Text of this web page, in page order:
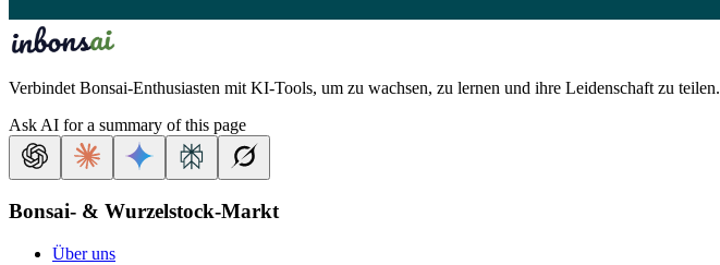
Verbindet Bonsai-Enthusiasten mit KI-Tools, um zu wachsen, zu lernen und ihre Leidenschaft zu teilen.
Ask AI for a summary of this page
Bonsai- & Wurzelstock-Markt
Über uns